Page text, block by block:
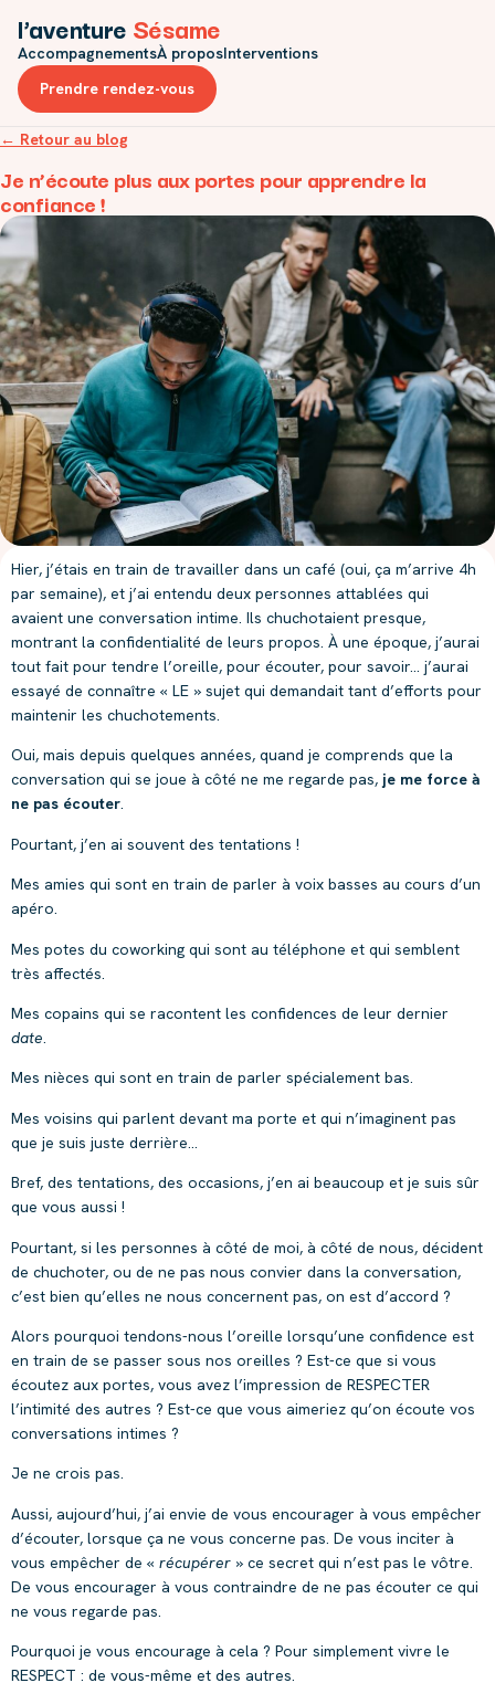
l’aventureSésame
AccompagnementsÀ proposInterventions
Prendre rendez-vous
← Retour au blog
Je n’écoute plus aux portes pour apprendre la
confiance !
Hier, j’étais en train de travailler dans un café (oui, ça m’arrive 4h
par semaine), et j’ai entendu deux personnes attablées qui
avaient une conversation intime. Ils chuchotaient presque,
montrant la confidentialité de leurs propos. À une époque, j’aurai
tout fait pour tendre l’oreille, pour écouter, pour savoir… j’aurai
essayé de connaître « LE » sujet qui demandait tant d’efforts pour
maintenir les chuchotements.
Oui, mais depuis quelques années, quand je comprends que la
conversation qui se joue à côté ne me regarde pas, je me force à
ne pas écouter.
Pourtant, j’en ai souvent des tentations !
Mes amies qui sont en train de parler à voix basses au cours d’un
apéro.
Mes potes du coworking qui sont au téléphone et qui semblent
très affectés.
Mes copains qui se racontent les confidences de leur dernier
date.
Mes nièces qui sont en train de parler spécialement bas.
Mes voisins qui parlent devant ma porte et qui n’imaginent pas
que je suis juste derrière…
Bref, des tentations, des occasions, j’en ai beaucoup et je suis sûr
que vous aussi !
Pourtant, si les personnes à côté de moi, à côté de nous, décident
de chuchoter, ou de ne pas nous convier dans la conversation,
c’est bien qu’elles ne nous concernent pas, on est d’accord ?
Alors pourquoi tendons-nous l’oreille lorsqu’une confidence est
en train de se passer sous nos oreilles ? Est-ce que si vous
écoutez aux portes, vous avez l’impression de RESPECTER
l’intimité des autres ? Est-ce que vous aimeriez qu’on écoute vos
conversations intimes ?
Je ne crois pas.
Aussi, aujourd’hui, j’ai envie de vous encourager à vous empêcher
d’écouter, lorsque ça ne vous concerne pas. De vous inciter à
vous empêcher de « récupérer » ce secret qui n’est pas le vôtre.
De vous encourager à vous contraindre de ne pas écouter ce qui
ne vous regarde pas.
Pourquoi je vous encourage à cela ? Pour simplement vivre le
RESPECT : de vous-même et des autres.